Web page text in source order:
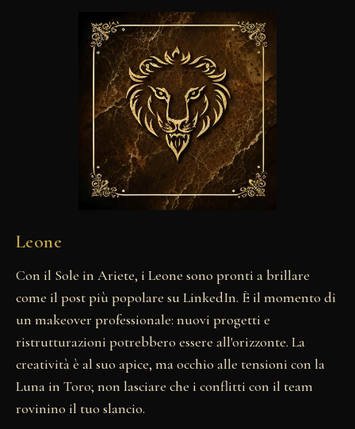
Leone
Con il Sole in Ariete, i Leone sono pronti a brillare
come il post più popolare su LinkedIn. È il momento di
un makeover professionale: nuovi progetti e
ristrutturazioni potrebbero essere all'orizzonte. La
creatività è al suo apice, ma occhio alle tensioni con la
Luna in Toro; non lasciare che i conflitti con il team
rovinino il tuo slancio.